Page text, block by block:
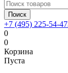
Поиск
+7 (495) 225-54-47
0
0
Корзина
Пуста